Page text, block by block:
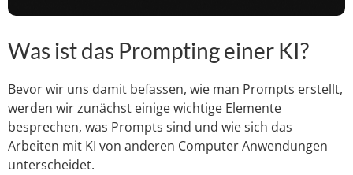
Was ist das Prompting einer KI?
Bevor wir uns damit befassen, wie man Prompts erstellt,
werden wir zunächst einige wichtige Elemente
besprechen, was Prompts sind und wie sich das
Arbeiten mit KI von anderen Computer Anwendungen
unterscheidet.